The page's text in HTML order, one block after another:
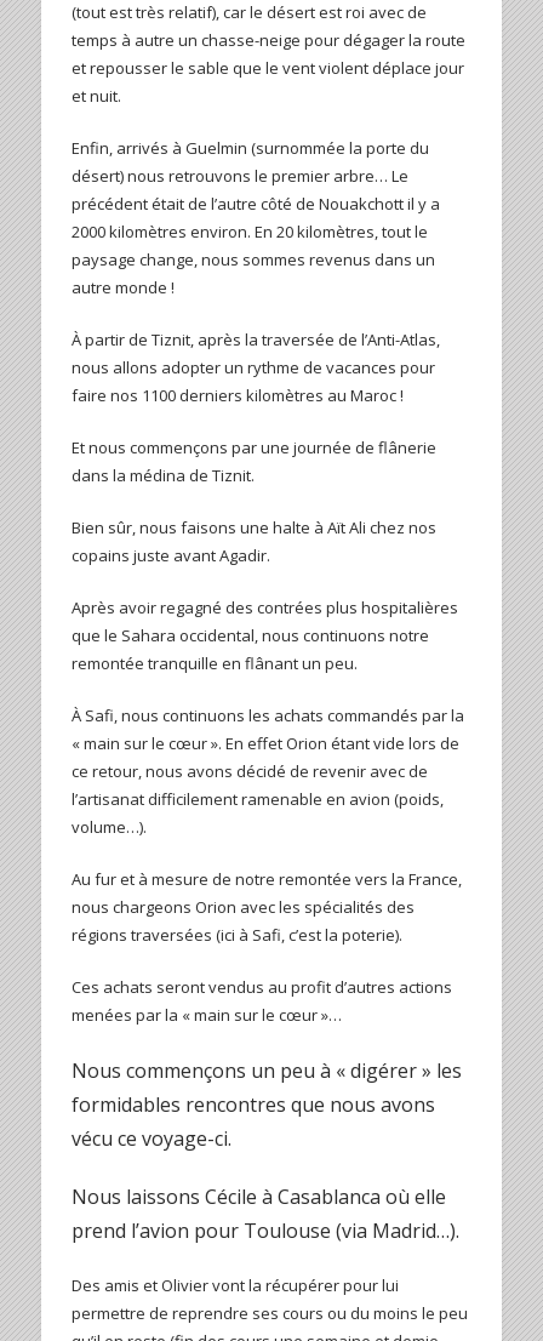
(tout est très relatif), car le désert est roi avec de
temps à autre un chasse-neige pour dégager la route
et repousser le sable que le vent violent déplace jour
et nuit.
Enfin, arrivés à Guelmin (surnommée la porte du
désert) nous retrouvons le premier arbre… Le
précédent était de l’autre côté de Nouakchott il y a
2000 kilomètres environ. En 20 kilomètres, tout le
paysage change, nous sommes revenus dans un
autre monde !
À partir de Tiznit, après la traversée de l’Anti-Atlas,
nous allons adopter un rythme de vacances pour
faire nos 1100 derniers kilomètres au Maroc !
Et nous commençons par une journée de flânerie
dans la médina de Tiznit.
Bien sûr, nous faisons une halte à Aït Ali chez nos
copains juste avant Agadir.
Après avoir regagné des contrées plus hospitalières
que le Sahara occidental, nous continuons notre
remontée tranquille en flânant un peu.
À Safi, nous continuons les achats commandés par la
« main sur le cœur ». En effet Orion étant vide lors de
ce retour, nous avons décidé de revenir avec de
l’artisanat difficilement ramenable en avion (poids,
volume…).
Au fur et à mesure de notre remontée vers la France,
nous chargeons Orion avec les spécialités des
régions traversées (ici à Safi, c’est la poterie).
Ces achats seront vendus au profit d’autres actions
menées par la « main sur le cœur »…
Nous commençons un peu à « digérer » les
formidables rencontres que nous avons
vécu ce voyage-ci.
Nous laissons Cécile à Casablanca où elle
prend l’avion pour Toulouse (via Madrid…).
Des amis et Olivier vont la récupérer pour lui
permettre de reprendre ses cours ou du moins le peu